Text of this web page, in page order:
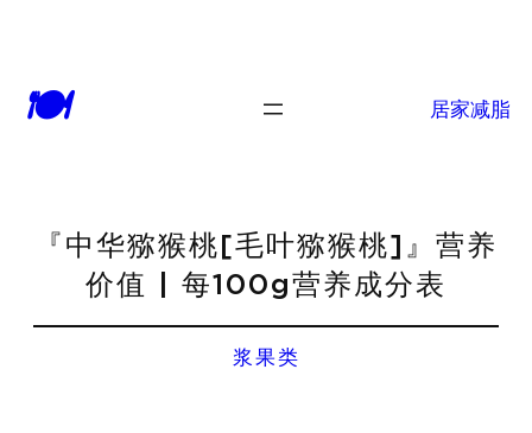
🍽 居家减脂
『中华猕猴桃[毛叶猕猴桃]』营养
价值 | 每100g营养成分表
浆果类